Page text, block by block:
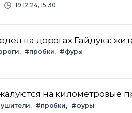
19.12.24, 15:30
на дорогах Гайдука:
#пробки
#фуры
на километровые
#пробки
#фуры